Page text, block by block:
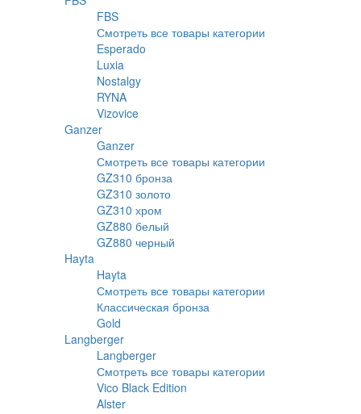
FBS
Смотреть все товары категории
Esperado
Luxia
Nostalgy
RYNA
Vizovice
Ganzer
Ganzer
Смотреть все товары категории
GZ310 бронза
GZ310 золото
GZ310 хром
GZ880 белый
GZ880 черный
Hayta
Hayta
Смотреть все товары категории
Классическая бронза
Gold
Langberger
Langberger
Смотреть все товары категории
Vico Black Edition
Alster